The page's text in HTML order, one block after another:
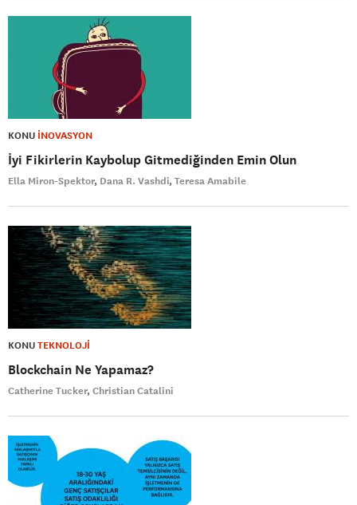
KONU İNOVASYON
İyi Fikirlerin Kaybolup Gitmediğinden Emin Olun
Ella Miron-Spektor Dana R. Vashdi Teresa Amabile
KONUTEKNOLOJİ
Blockchain Ne Yapamaz?
Catherine Tucker Christian Catalini